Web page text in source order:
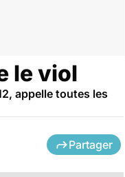
le viol
appelle toutes les
Partager